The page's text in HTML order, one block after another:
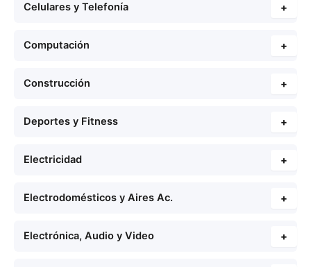
Celulares y Telefonía +
Computación +
Construcción +
Deportes y Fitness +
Electricidad +
Electrodomésticos y Aires Ac. +
Electrónica, Audio y Video +